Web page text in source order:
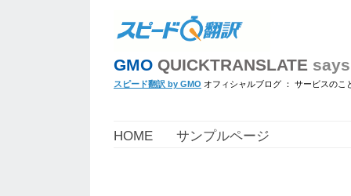
GMO QUICKTRANSLATE
スピード翻訳 by GMO オフィシャルブログ ： サービスの
HOME サンプルページ